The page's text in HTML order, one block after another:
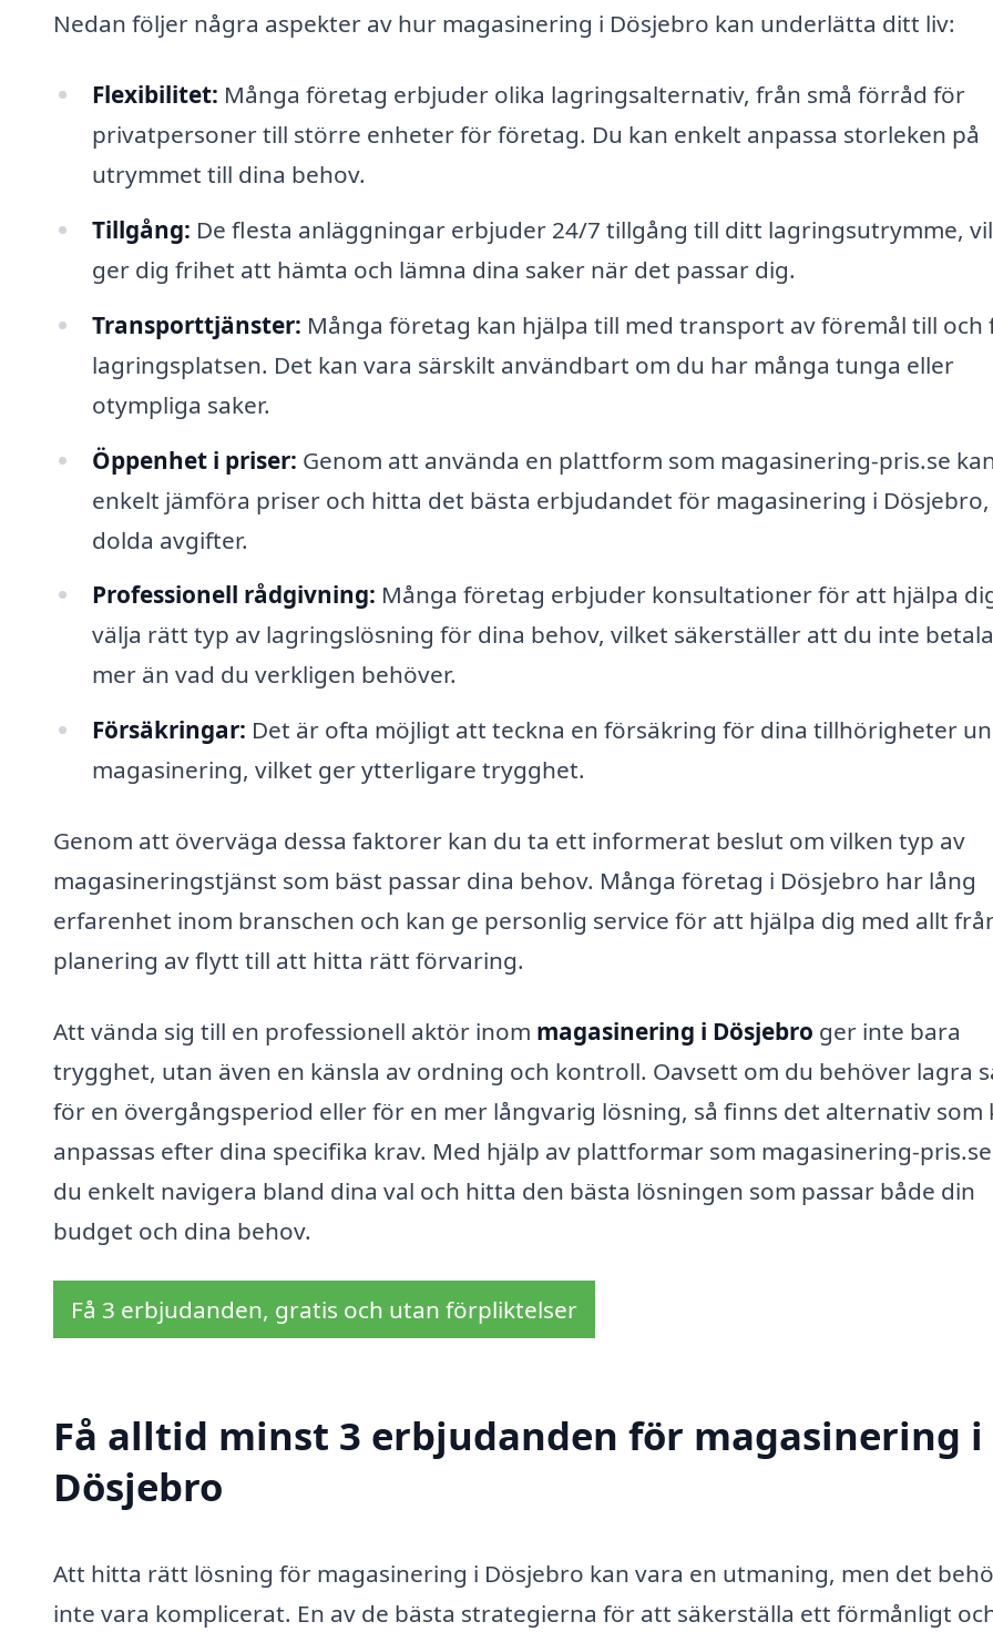
Nedan följer några aspekter av hur magasinering i Dösjebro kan underlätta ditt liv:
Flexibilitet: Många företag erbjuder olika lagringsalternativ, från små förråd för
privatpersoner till större enheter för företag. Du kan enkelt anpassa storleken på
utrymmet till dina behov.
Tillgång: De flesta anläggningar erbjuder 24/7 tillgång till ditt lagringsutrymme,
ger dig frihet att hämta och lämna dina saker när det passar dig.
Transporttjänster: Många företag kan hjälpa till med transport av föremål till och
lagringsplatsen. Det kan vara särskilt användbart om du har många tunga eller
otympliga saker.
Öppenhet i priser: Genom att använda en plattform som magasinering-pris.se
enkelt jämföra priser och hitta det bästa erbjudandet för magasinering i
dolda avgifter.
Professionell rådgivning: Många företag erbjuder konsultationer för att hjälpa
välja rätt typ av lagringslösning för dina behov, vilket säkerställer att du inte
mer än vad du verkligen behöver.
Försäkringar: Det är ofta möjligt att teckna en försäkring för dina tillhörigheter
magasinering, vilket ger ytterligare trygghet.
Genom att överväga dessa faktorer kan du ta ett informerat beslut om vilken typ av
magasineringstjänst som bäst passar dina behov. Många företag i Dösjebro har lång
erfarenhet inom branschen och kan ge personlig service för att hjälpa dig med allt
planering av flytt till att hitta rätt förvaring.
Att vända sig till en professionell aktör inom magasinering i Dösjebro ger inte bara
trygghet, utan även en känsla av ordning och kontroll. Oavsett om du behöver lagra
för en övergångsperiod eller för en mer långvarig lösning, så finns det alternativ som
anpassas efter dina specifika krav. Med hjälp av plattformar som magasinering-
du enkelt navigera bland dina val och hitta den bästa lösningen som passar både din
budget och dina behov.
Få 3 erbjudanden, gratis och utan förpliktelser
Få alltid minst 3 erbjudanden för magasinering i
Dösjebro
Att hitta rätt lösning för magasinering i Dösjebro kan vara en utmaning, men det
inte vara komplicerat. En av de bästa strategierna för att säkerställa ett förmånligt